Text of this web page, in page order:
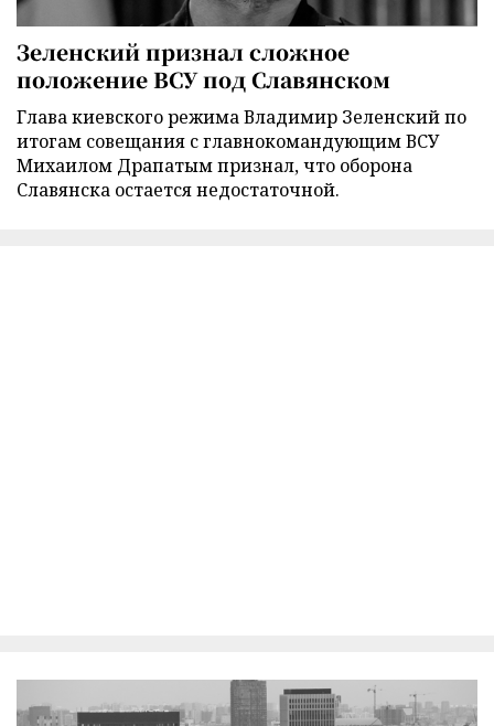
Зеленский признал сложное
положение ВСУ под Славянском
Глава киевского режима Владимир Зеленский по
итогам совещания с главнокомандующим ВСУ
Михаилом Драпатым признал, что оборона
Славянска остается недостаточной.